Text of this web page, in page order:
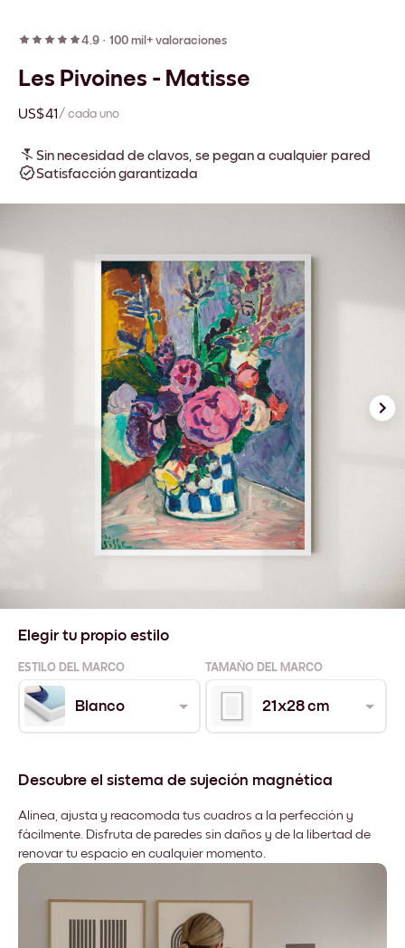
4.9 · 100 mil+ valoraciones
Les Pivoines - Matisse
US$41 / cada uno
Sin necesidad de clavos, se pegan a cualquier pared
Satisfacción garantizada
Elegir tu propio estilo
ESTILO DEL MARCO TAMAÑO DEL MARCO
Blanco 21x28 cm
Descubre el sistema de sujeción magnética
Alinea, ajusta y reacomoda tus cuadros a la perfección y
fácilmente. Disfruta de paredes sin daños y de la libertad de
renovar tu espacio en cualquier momento.